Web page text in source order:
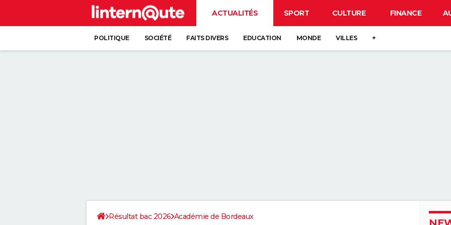
ACTUALITÉS SPORT CULTURE FINANCE
POLITIQUE SOCIÉTÉ FAITS DIVERS EDUCATION MONDE VILLES +
Résultat bac 2026 Académie de Bordeaux